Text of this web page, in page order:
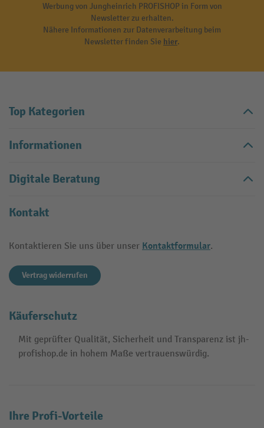
Werbung von Jungheinrich PROFISHOP in Form von
Newsletter zu erhalten.
Nähere Informationen zur Datenverarbeitung beim
Newsletter finden Sie hier.
Top Kategorien
Informationen
Digitale Beratung
Kontakt
Kontaktieren Sie uns über unser Kontaktformular.
Vertrag widerrufen
Käuferschutz
Mit geprüfter Qualität, Sicherheit und Transparenz ist jh-
profishop.de in hohem Maße vertrauenswürdig.
Ihre Profi-Vorteile